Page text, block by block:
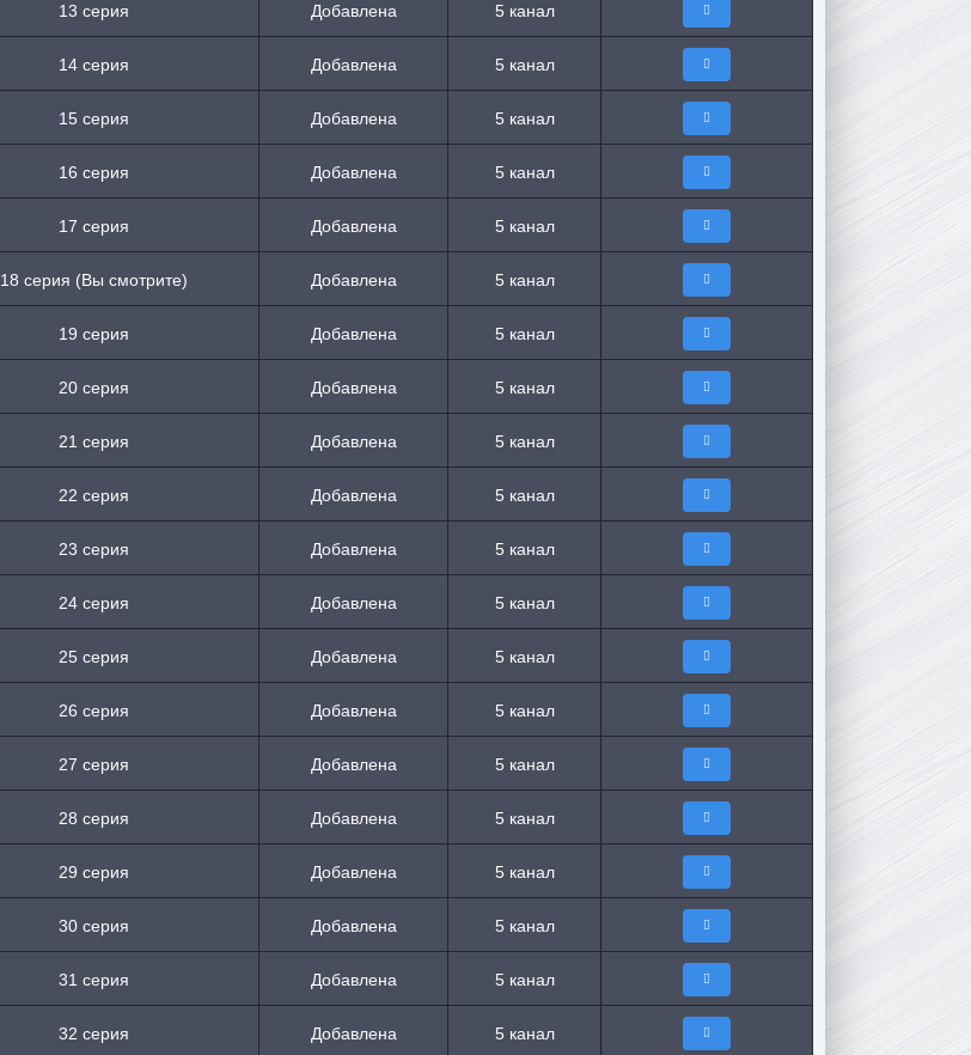
13 серия Добавлена 5 канал
14 серия Добавлена 5 канал
15 серия Добавлена 5 канал
16 серия Добавлена 5 канал
17 серия Добавлена 5 канал
18 серия (Вы смотрите) Добавлена 5 канал
19 серия Добавлена 5 канал
20 серия Добавлена 5 канал
21 серия Добавлена 5 канал
22 серия Добавлена 5 канал
23 серия Добавлена 5 канал
24 серия Добавлена 5 канал
25 серия Добавлена 5 канал
26 серия Добавлена 5 канал
27 серия Добавлена 5 канал
28 серия Добавлена 5 канал
29 серия Добавлена 5 канал
30 серия Добавлена 5 канал
31 серия Добавлена 5 канал
32 серия Добавлена 5 канал